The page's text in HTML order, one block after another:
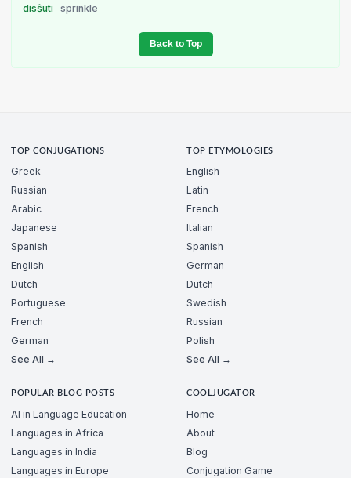
disŝuti
sprinkle
Back to Top
TOP CONJUGATIONS
Greek
Russian
Arabic
Japanese
Spanish
English
Dutch
Portuguese
French
German
See All →
TOP ETYMOLOGIES
English
Latin
French
Italian
Spanish
German
Dutch
Swedish
Russian
Polish
See All →
POPULAR BLOG POSTS
AI in Language Education
Languages in Africa
Languages in India
Languages in Europe
COOLJUGATOR
Home
About
Blog
Conjugation Game